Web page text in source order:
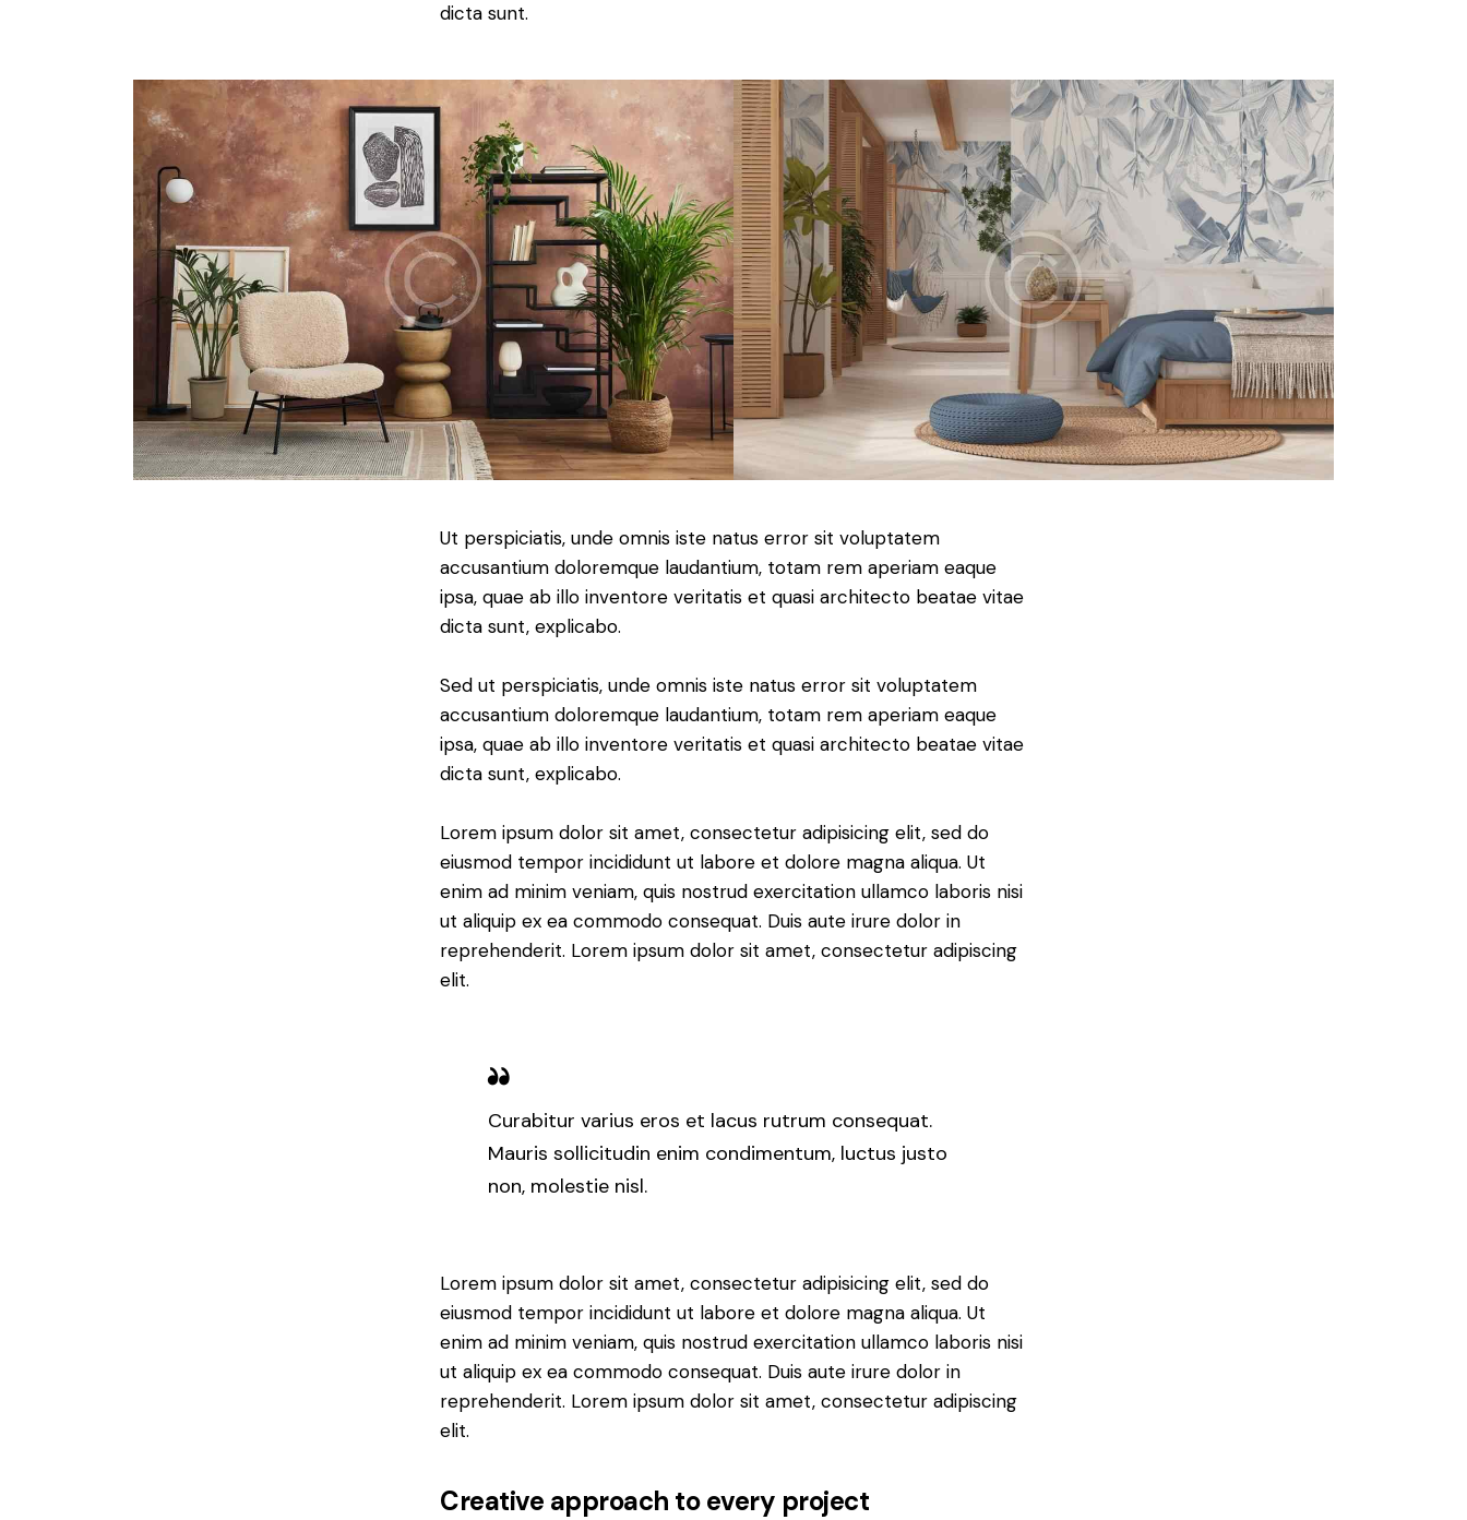
dicta sunt.
Ut perspiciatis, unde omnis iste natus error sit voluptatem
accusantium doloremque laudantium, totam rem aperiam eaque
ipsa, quae ab illo inventore veritatis et quasi architecto beatae vitae
dicta sunt, explicabo.
Sed ut perspiciatis, unde omnis iste natus error sit voluptatem
accusantium doloremque laudantium, totam rem aperiam eaque
ipsa, quae ab illo inventore veritatis et quasi architecto beatae vitae
dicta sunt, explicabo.
Lorem ipsum dolor sit amet, consectetur adipisicing elit, sed do
eiusmod tempor incididunt ut labore et dolore magna aliqua. Ut
enim ad minim veniam, quis nostrud exercitation ullamco laboris nisi
ut aliquip ex ea commodo consequat. Duis aute irure dolor in
reprehenderit. Lorem ipsum dolor sit amet, consectetur adipiscing
elit.
Curabitur varius eros et lacus rutrum consequat.
Mauris sollicitudin enim condimentum, luctus justo
non, molestie nisl.
Lorem ipsum dolor sit amet, consectetur adipisicing elit, sed do
eiusmod tempor incididunt ut labore et dolore magna aliqua. Ut
enim ad minim veniam, quis nostrud exercitation ullamco laboris nisi
ut aliquip ex ea commodo consequat. Duis aute irure dolor in
reprehenderit. Lorem ipsum dolor sit amet, consectetur adipiscing
elit.
Creative approach to every project